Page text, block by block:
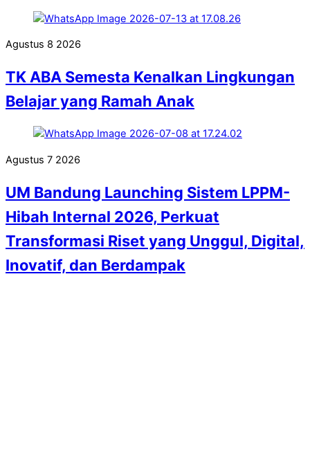
Agustus 8 2026
TK ABA Semesta Kenalkan Lingkungan
Belajar yang Ramah Anak
Agustus 7 2026
UM Bandung Launching Sistem LPPM-
Hibah Internal 2026, Perkuat
Transformasi Riset yang Unggul, Digital,
Inovatif, dan Berdampak